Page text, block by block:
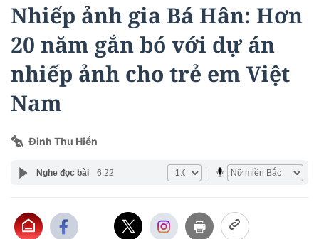
Nhiếp ảnh gia Bá Hân: Hơn
20 năm gắn bó với dự án
nhiếp ảnh cho trẻ em Việt
Nam
Đinh Thu Hiền
Nghe đọc bài 6:22